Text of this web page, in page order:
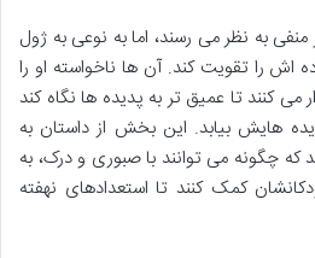
به نظر می رسند، اما به نوعی به ژول
اش را تقویت کند. آن ها ناخواسته او را
کنند تا عمیق تر به پدیده ها نگاه کند
هایش بیابد. این بخش از داستان به
چگونه می توانند با صبوری و درک، به
کمک کنند تا استعدادهای نهفته